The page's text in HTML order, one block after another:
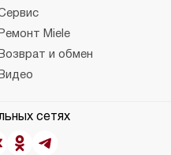
Ремонт Miele
Возврат и обмен
Видео
сетях